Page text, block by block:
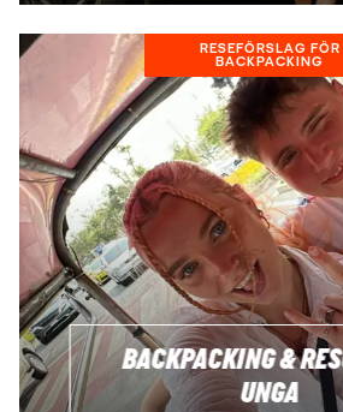
RESEFÖRSLAG FÖR
BACKPACKING
BACKPACKING &
UNGA